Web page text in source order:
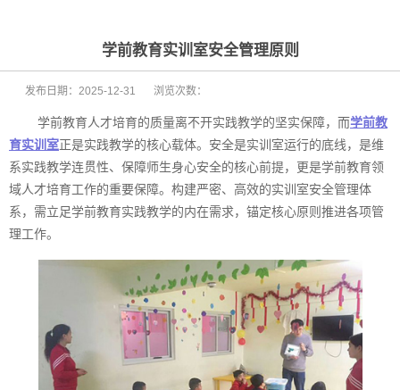
健康养老
学前教育实训室安全管理原则
发布日期： 2025-12-31 浏览次数：
学前教育人才培育的质量离不开实践教学的坚实保障，而学前教
育实训室正是实践教学的核心载体。安全是实训室运行的底线，是维
系实践教学连贯性、保障师生身心安全的核心前提，更是学前教育领
域人才培育工作的重要保障。构建严密、高效的实训室安全管理体
系，需立足学前教育实践教学的内在需求，锚定核心原则推进各项管
理工作。